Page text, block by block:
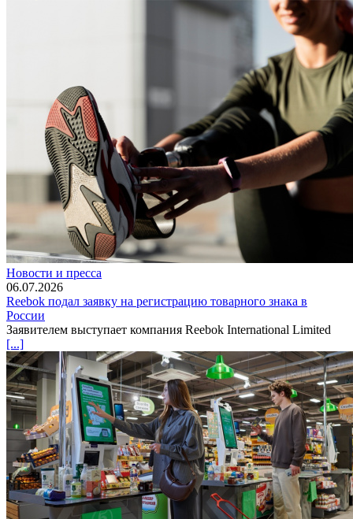
Новости и пресса
06.07.2026
Reebok подал заявку на регистрацию товарного знака в
России
Заявителем выступает компания Reebok International Limited
[...]